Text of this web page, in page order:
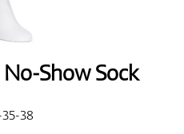
Show Sock
38